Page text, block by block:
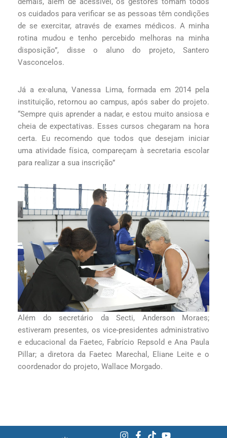
os cuidados para verificar se as pessoas têm condições
de se exercitar, através de exames médicos. A minha
rotina mudou e tenho percebido melhoras na minha
disposição”, disse o aluno do projeto, Santero
Vasconcelos.
Já a ex-aluna, Vanessa Lima, formada em 2014 pela
instituição, retornou ao campus, após saber do projeto.
“Sempre quis aprender a nadar, e estou muito ansiosa e
cheia de expectativas. Esses cursos chegaram na hora
certa. Eu recomendo que todos que desejam iniciar
uma atividade física, compareçam à secretaria escolar
para realizar a sua inscrição”
Além do secretário da Secti, Anderson Moraes;
estiveram presentes, os vice-presidentes administrativo
e educacional da Faetec, Fabrício Repsold e Ana Paula
Pillar; a diretora da Faetec Marechal, Eliane Leite e o
coordenador do projeto, Wallace Morgado.